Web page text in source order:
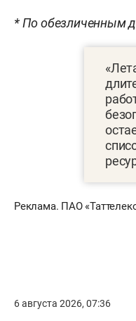
* По обезличенным
Реклама. ПАО
6 августа 2026, 07:36